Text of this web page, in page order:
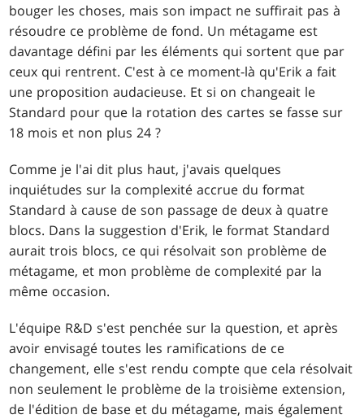
bouger les choses, mais son impact ne suffirait pas à
résoudre ce problème de fond. Un métagame est
davantage défini par les éléments qui sortent que par
ceux qui rentrent. C'est à ce moment-là qu'Erik a fait
une proposition audacieuse. Et si on changeait le
Standard pour que la rotation des cartes se fasse sur
18 mois et non plus 24 ?
Comme je l'ai dit plus haut, j'avais quelques
inquiétudes sur la complexité accrue du format
Standard à cause de son passage de deux à quatre
blocs. Dans la suggestion d'Erik, le format Standard
aurait trois blocs, ce qui résolvait son problème de
métagame, et mon problème de complexité par la
même occasion.
L'équipe R&D s'est penchée sur la question, et après
avoir envisagé toutes les ramifications de ce
changement, elle s'est rendu compte que cela résolvait
non seulement le problème de la troisième extension,
de l'édition de base et du métagame, mais également